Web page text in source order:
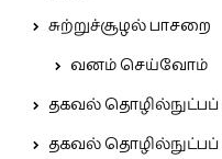
சுற்றுச்சூழல் பாசறை
வனம் செய்வோம்
தகவல் தொழில்நுட்பப்
தகவல்